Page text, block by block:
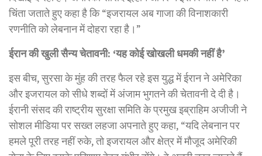
चिंता जताते हुए कहा है कि “इजरायल अब गाजा की विनाशकारी
रणनीति को लेबनान में दोहरा रहा है।”
ईरान की खुली सैन्य चेतावनी: ‘यह कोई खोखली धमकी नहीं है’
इस बीच, सुरसा के मुंह की तरह फैल रहे इस युद्ध में ईरान ने अमेरिका
और इजरायल को सीधे शब्दों में अंजाम भुगतने की चेतावनी दे दी है।
ईरानी संसद की राष्ट्रीय सुरक्षा समिति के प्रमुख इब्राहिम अजीजी ने
सोशल मीडिया पर सख्त लहजा अपनाते हुए कहा, “यदि लेबनान पर
हमले पूरी तरह नहीं रुके, तो इजरायल और क्षेत्र में मौजूद अमेरिकी